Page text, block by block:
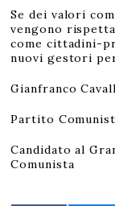
Se dei valori
vengono
come cittadini-
nuovi gestori
Gianfranco
Partito
Candidato al
Comunista